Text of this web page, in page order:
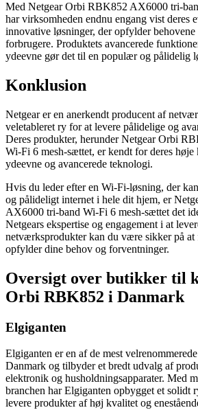
Med Netgear Orbi RBK852 AX6000 tri-
har virksomheden endnu engang vist deres
innovative løsninger, der opfylder
forbrugere. Produktets avancerede
ydeevne gør det til en populær og pålidelig
Konklusion
Netgear er en anerkendt producent af
veletableret ry for at levere pålidelige og
Deres produkter, herunder Netgear Orbi
Wi-Fi 6 mesh-sættet, er kendt for deres høje
ydeevne og avancerede teknologi.
Hvis du leder efter en Wi-Fi-løsning, der
og pålideligt internet i hele dit hjem, er
AX6000 tri-band Wi-Fi 6 mesh-sættet det
Netgears ekspertise og engagement i at
netværksprodukter kan du være sikker på at
opfylder dine behov og forventninger.
Oversigt over butikker til
Orbi RBK852 i Danmark
Elgiganten
Elgiganten er en af de mest
Danmark og tilbyder et bredt udvalg af
elektronik og husholdningsapparater. Med
branchen har Elgiganten opbygget et solidt
levere produkter af høj kvalitet og